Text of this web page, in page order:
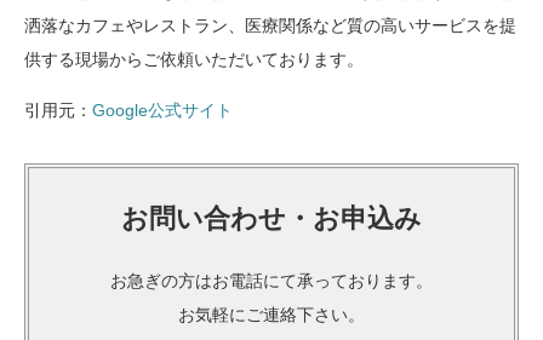
洒落なカフェやレストラン、医療関係など質の高いサービスを提
供する現場からご依頼いただいております。
引用元： Google公式サイト
お問い合わせ・お申込み
お急ぎの方はお電話にて承っております。
お気軽にご連絡下さい。